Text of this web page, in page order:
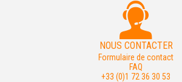
NOUS CONTACTER
Formulaire de contact
FAQ
+33 (0)1 72 36 30 53